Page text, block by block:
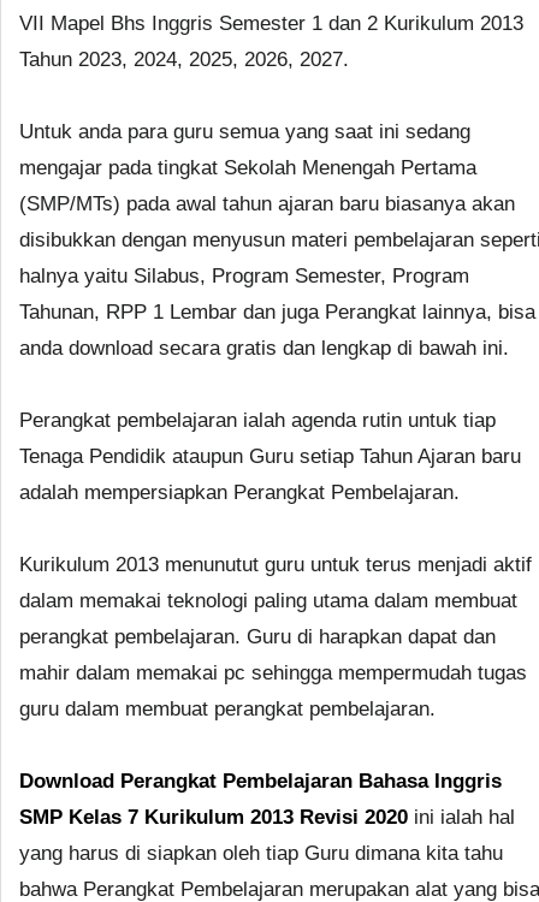
VII Mapel Bhs Inggris Semester 1 dan 2 Kurikulum 2013
Tahun 2023, 2024, 2025, 2026, 2027.
Untuk anda para guru semua yang saat ini sedang
mengajar pada tingkat Sekolah Menengah Pertama
(SMP/MTs) pada awal tahun ajaran baru biasanya akan
disibukkan dengan menyusun materi pembelajaran
halnya yaitu Silabus, Program Semester, Program
Tahunan, RPP 1 Lembar dan juga Perangkat lainnya, bisa
anda download secara gratis dan lengkap di bawah ini.
Perangkat pembelajaran ialah agenda rutin untuk tiap
Tenaga Pendidik ataupun Guru setiap Tahun Ajaran baru
adalah mempersiapkan Perangkat Pembelajaran.
Kurikulum 2013 menunutut guru untuk terus menjadi aktif
dalam memakai teknologi paling utama dalam membuat
perangkat pembelajaran. Guru di harapkan dapat dan
mahir dalam memakai pc sehingga mempermudah tugas
guru dalam membuat perangkat pembelajaran.
Download Perangkat Pembelajaran Bahasa Inggris
SMP Kelas 7 Kurikulum 2013 Revisi 2020 ini ialah hal
yang harus di siapkan oleh tiap Guru dimana kita tahu
bahwa Perangkat Pembelajaran merupakan alat yang bisa